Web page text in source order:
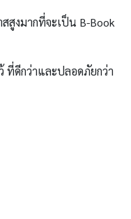
สูงมากที่จะเป็น B-Book
ที่ดีกว่าและปลอดภัยกว่า